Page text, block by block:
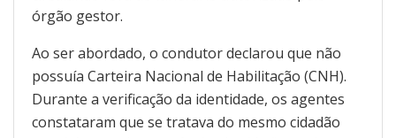
órgão gestor.
Ao ser abordado, o condutor declarou que não
possuía Carteira Nacional de Habilitação (CNH).
Durante a verificação da identidade, os agentes
constataram que se tratava do mesmo cidadão